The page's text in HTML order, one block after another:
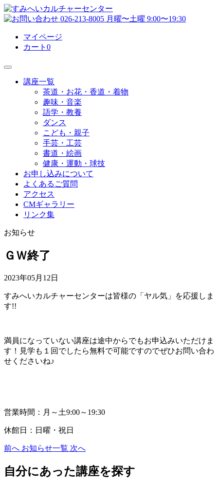
マイページ
カート 0
講座一覧
茶道・お花・香道・着物
趣味・音楽
語学・教養
ダンス
こども・親子
手芸・工芸
書道・絵画
健康・運動・球技
お申し込みについて
よくあるご質問
アクセス
CMギャラリー
リンク集
お知らせ
ＧＷ終了
2023年05月12日
すみへいカルチャーセンターは皆様の「ヤル気」を応援しま
す!!
満員になっていない講座は途中からでもお申込みいただけま
す！見学も１回でしたら無料で可能ですのでぜひお問い合わ
せくださいね♪
営業時間：月～土9:00～19:30
休館日：日曜・祝日
前へ お知らせ一覧 次へ
自分にあった講座を探す